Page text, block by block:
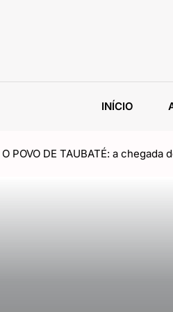
INÍCIO
O POVO DE TAUBATÉ: a